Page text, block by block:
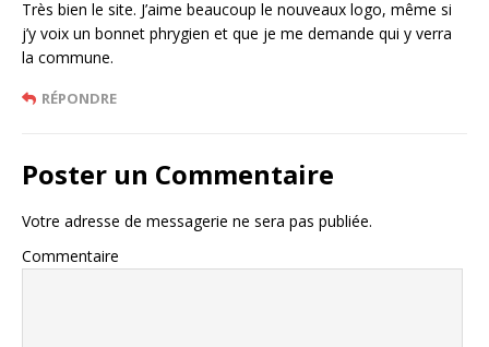
Très bien le site. J’aime beaucoup le nouveaux logo, même si
j’y voix un bonnet phrygien et que je me demande qui y verra
la commune.
RÉPONDRE
Poster un Commentaire
Votre adresse de messagerie ne sera pas publiée.
Commentaire